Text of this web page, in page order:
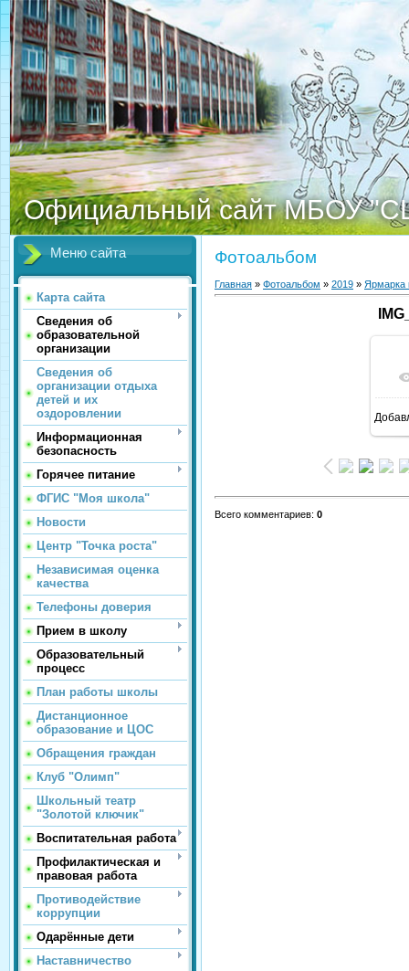
Официальный сайт МБОУ
Меню сайта
Карта сайта
Сведения об
образовательной
организации
Сведения об
организации отдыха
детей и их
оздоровлении
Информационная
безопасность
Горячее питание
ФГИС "Моя школа"
Новости
Центр "Точка роста"
Независимая оценка
качества
Телефоны доверия
Прием в школу
Образовательный
процесс
План работы школы
Дистанционное
образование и ЦОС
Обращения граждан
Клуб "Олимп"
Школьный театр
"Золотой ключик"
Воспитательная работа
Профилактическая и
правовая работа
Противодействие
коррупции
Одарённые дети
Наставничество
Фотоальбом
Главная » Фотоальбом » 2019 » Ярмарка
Всего комментариев: 0